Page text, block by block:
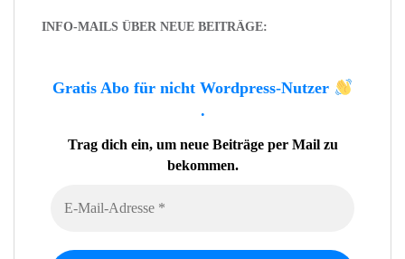
INFO-MAILS ÜBER NEUE BEITRÄGE:
Gratis Abo für nicht Wordpress-Nutzer
.
Trag dich ein, um neue Beiträge per Mail zu
bekommen.